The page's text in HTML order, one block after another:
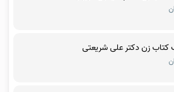
زن دکتر علی شریعتی